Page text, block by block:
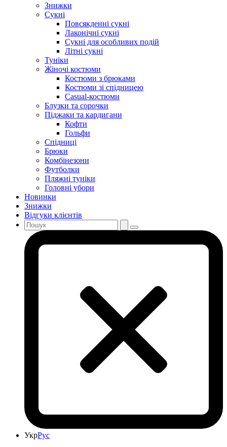
Знижки
Сукні
Повсякденні сукні
Лаконічні сукні
Сукні для особливих подій
Літні сукні
Туніки
Жіночі костюми
Костюми з брюками
Костюми зі спідницею
Casual-костюми
Блузки та сорочки
Піджаки та кардигани
Кофти
Гольфи
Спідниці
Брюки
Комбінезони
Футболки
Пляжні туніки
Головні убори
Новинки
Знижки
Відгуки клієнтів
УкрРус